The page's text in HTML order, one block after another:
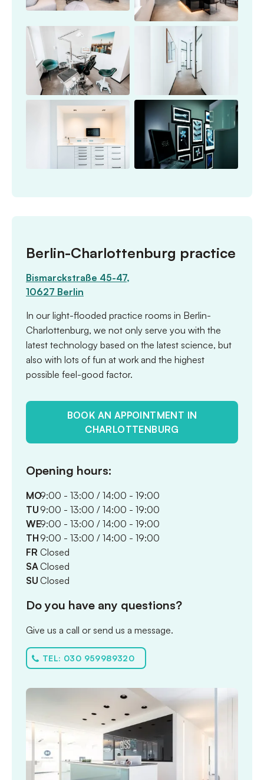
Berlin-Charlottenburg practice
Bismarckstraße 45-47,
10627 Berlin
In our light-flooded practice rooms in Berlin-
Charlottenburg, we not only serve you with the
latest technology based on the latest science, but
also with lots of fun at work and the highest
possible feel-good factor.
BOOK AN APPOINTMENT IN
CHARLOTTENBURG
Opening hours:
MO9:00 - 13:00 / 14:00 - 19:00
TU9:00 - 13:00 / 14:00 - 19:00
WE9:00 - 13:00 / 14:00 - 19:00
TH9:00 - 13:00 / 14:00 - 19:00
FR Closed
SAClosed
SU Closed
Do you have any questions?
Give us a call or send us a message.
TEL: 030 959989320